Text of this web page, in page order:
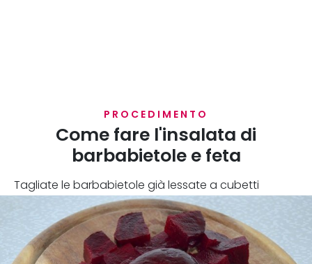
PROCEDIMENTO
Come fare l'insalata di
barbabietole e feta
Tagliate le barbabietole già lessate a cubetti